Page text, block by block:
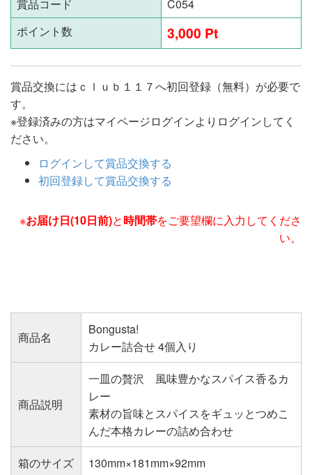
賞品コード
C054
ポイント数
3,000 Pt
賞品交換にはｃｌｕｂ１１７へ初回登録（無料）が必要で
す。
※登録済みの方はマイページログインよりログインしてく
ださい。
ログインして賞品交換する
初回登録して賞品交換する
※お届け日(10日前)と時間帯をご要望欄に入力してくださ
い。
商品名
Bongusta!
カレー詰合せ 4個入り
商品説明
一皿の贅沢 風味豊かなスパイス香るカ
レー
素材の旨味とスパイスをギュッとつめこ
んだ本格カレーの詰め合わせ
箱のサイズ
130mm×181mm×92mm